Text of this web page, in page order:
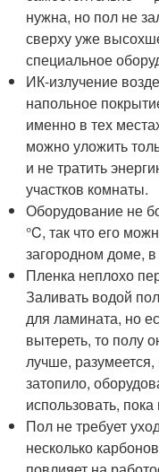
нужна, но пол не
сверху уже
специальное
ИК-излучение
напольное
именно в тех
можно уложить
и не тратить
участков комнаты.
Оборудование не
°C, так что его
загородном доме,
Пленка неплохо
Заливать водой
для ламината, но
вытереть, то полу
лучше,
затопило,
использовать,
Пол не требует
несколько